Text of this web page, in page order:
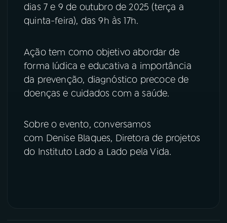
Instagram X
dias 7 e 9 de outubro de 2025 (terça a
quinta-feira), das 9h às 17h.
Ação tem como objetivo abordar de
forma lúdica e educativa a importância
da prevenção, diagnóstico precoce de
doenças e cuidados com a saúde.
Sobre o evento, conversamos
com Denise Blaques, Diretora de projetos
do Instituto Lado a Lado pela Vida.